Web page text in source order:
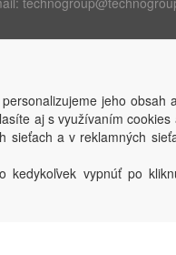
spol. s r.o.2026
jeho obsah
aj s využívaním
sieťach a v reklamných
kedykoľvek vypnúť po